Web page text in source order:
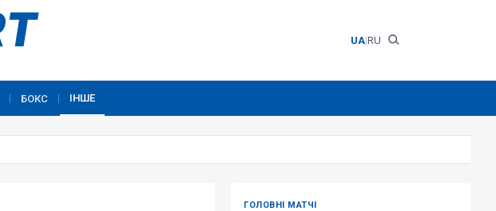
UA|RU
БОКС ІНШЕ
ГОЛОВНІ МАТЧІ